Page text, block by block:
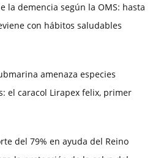
la demencia según la OMS: hasta
con hábitos saludables
amenaza especies
el caracol Lirapex felix, primer
del 79% en ayuda del Reino